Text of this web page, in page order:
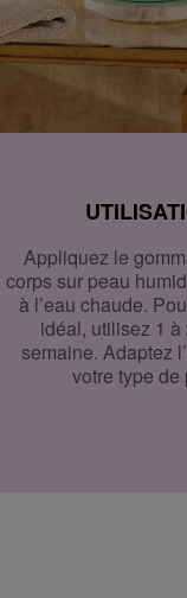
Appliquez le
corps sur peau
à l’eau chaude.
idéal, utilisez 1 à
semaine. Adaptez
votre type de